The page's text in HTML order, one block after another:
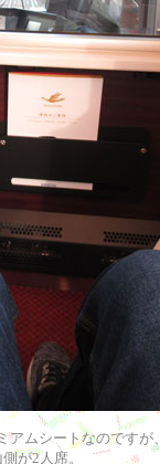
アムシートなのですが
が2人席。